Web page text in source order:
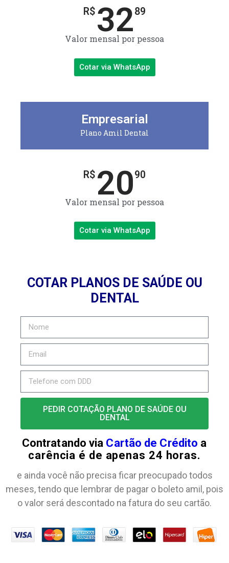
R$ 3289
Valor mensal por pessoa
Cotar via WhatsApp
Empresarial
Plano Amil Dental
R$ 2090
Valor mensal por pessoa
Cotar via WhatsApp
COTAR PLANOS DE SAÚDE OU
DENTAL
PEDIR COTAÇÃO PLANO DE SAÚDE OU
DENTAL
Contratando via Cartão de Crédito a
carência é de apenas 24 horas.
e ainda você não precisa ficar preocupado todos
meses, tendo que lembrar de pagar o boleto amil, pois
o valor será descontado na fatura do seu cartão.